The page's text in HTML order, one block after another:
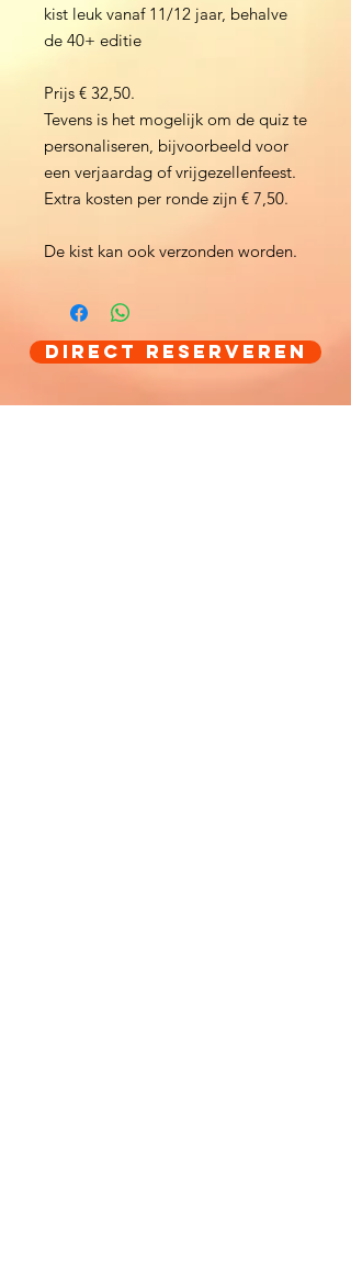
kist leuk vanaf 11/12 jaar, behalve
de 40+ editie
Prijs € 32,50.
Tevens is het mogelijk om de quiz te
personaliseren, bijvoorbeeld voor
een verjaardag of vrijgezellenfeest.
Extra kosten per ronde zijn € 7,50.
De kist kan ook verzonden worden.
Direct Reserveren